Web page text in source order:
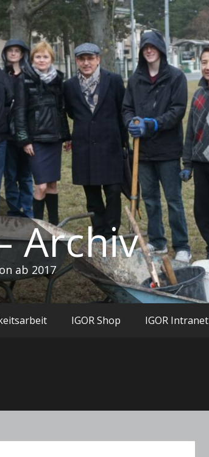
Archiv
ab 2017
IGOR Shop IGOR Intranet